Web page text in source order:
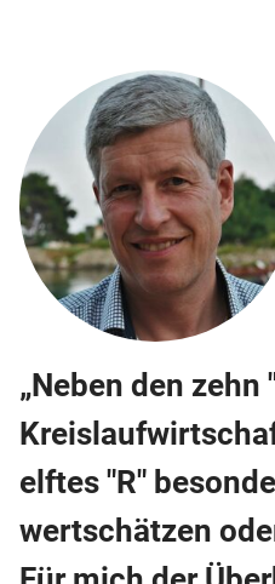
„Neben den zehn
elftes "R"
wertschätzen